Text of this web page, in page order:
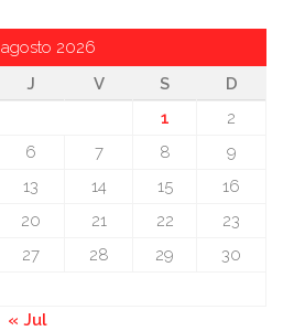
agosto 2026
J V S
D
1
2
6 7 8
9
13 14 15
16
20 21 22
23
27 28 29
30
« Jul